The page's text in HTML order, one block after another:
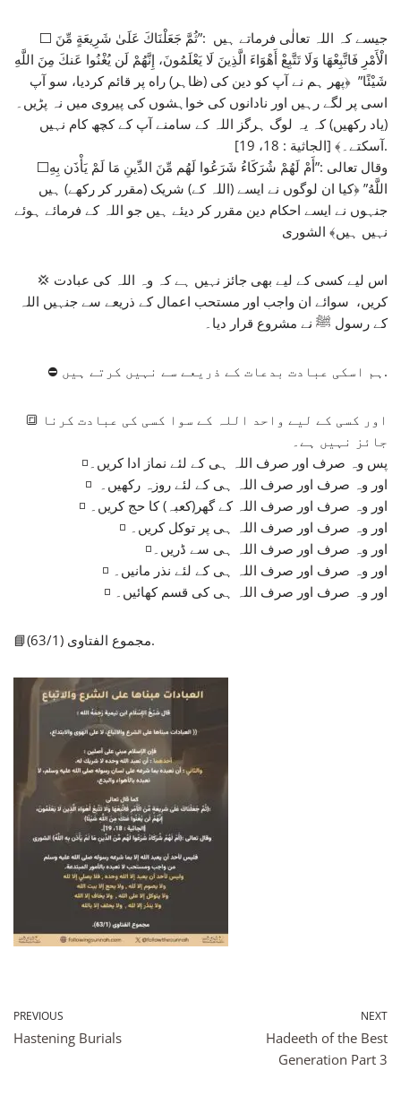
⬜ جیسے کہ اللہ تعالٰی فرماتے ہیں :”ثُمَّ جَعَلْنَاكَ عَلَىٰ شَرِيعَةٍ مِّنَ
الْأَمْرِ فَاتَّبِعْهَا وَلَا تَتَّبِعْ أَهْوَاءَ الَّذِينَ لَا يَعْلَمُونَ، إِنَّهُمْ لَن يُغْنُوا عَنكَ مِنَ اللَّهِ
شَيْئًا” ﴿پھر ہم نے آپ کو دین کی (ظاہر) راه پر قائم کردیا، سو آپ
اسی پر لگے رہیں اور نادانوں کی خواہشوں کی پیروی میں نہ پڑیں۔
(یاد رکھیں) کہ یہ لوگ ہرگز اللہ کے سامنے آپ کے کچھ کام نہیں
آسکتے۔﴾ [الجاثية : 18، 19].
⬜وقال تعالى :”أَمْ لَهُمْ شُرَكَاءُ شَرَعُوا لَهُم مِّنَ الدِّينِ مَا لَمْ يَأْذَن بِهِ
اللَّهُ” ﴿کیا ان لوگوں نے ایسے (اللہ کے) شریک (مقرر کر رکھے) ہیں
جنہوں نے ایسے احکام دین مقرر کر دیئے ہیں جو اللہ کے فرمائے ہوئے
نہیں ہیں﴾ الشورى
💢 اس لیے کسی کے لیے بھی جائز نہیں ہے کہ وہ اللہ کی عبادت
کریں، سوائے ان واجب اور مستحب اعمال کے ذریعے سے جنہیں اللہ
کے رسول ﷺ نے مشروع قرار دیا۔
⛔ ہم اسکی عبادت بدعات کے ذریعے سے نہیں کرتے ہیں.
🔳 اور کسی کے لیے واحد اللہ کے سوا کسی کی عبادت کرنا
جائز نہیں ہے۔
◽پس وہ صرف اور صرف اللہ ہی کے لئے نماز ادا کریں۔
◽ اور وہ صرف اور صرف اللہ ہی کے لئے روزہ رکھیں۔
◽ اور وہ صرف اور صرف اللہ کے گھر(کعبہ) کا حج کریں۔
◽ اور وہ صرف اور صرف اللہ ہی پر توکل کریں۔
◽اور وہ صرف اور صرف اللہ ہی سے ڈریں۔
◽ اور وہ صرف اور صرف اللہ ہی کے لئے نذر مانیں۔
◽ اور وہ صرف اور صرف اللہ ہی کی قسم کھائیں۔
📘مجموع الفتاوى (63/1).
PREVIOUS
Hastening Burials
NEXT
Hadeeth of the Best
Generation Part 3